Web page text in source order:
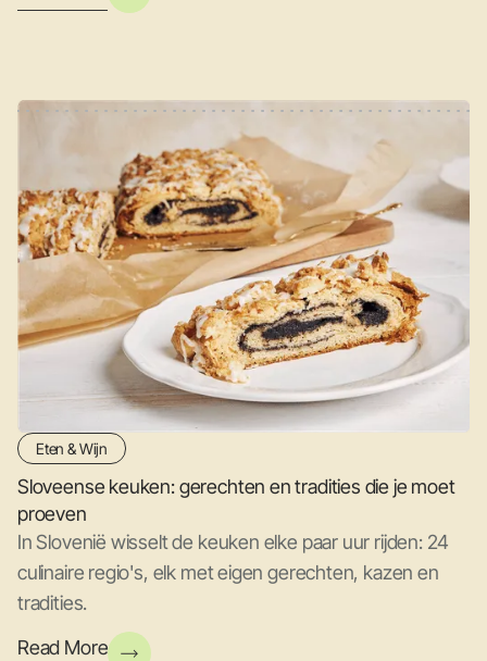
Eten & Wijn
Sloveense keuken: gerechten en tradities die je moet
proeven
In Slovenië wisselt de keuken elke paar uur rijden: 24
culinaire regio's, elk met eigen gerechten, kazen en
tradities.
Read More